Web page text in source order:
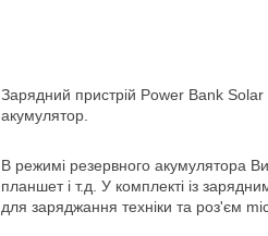
Зарядний пристрій Power Bank Solar
акумулятор.
В режимі резервного акумулятора
планшет і т.д. У комплекті із
для заряджання техніки та роз'єм